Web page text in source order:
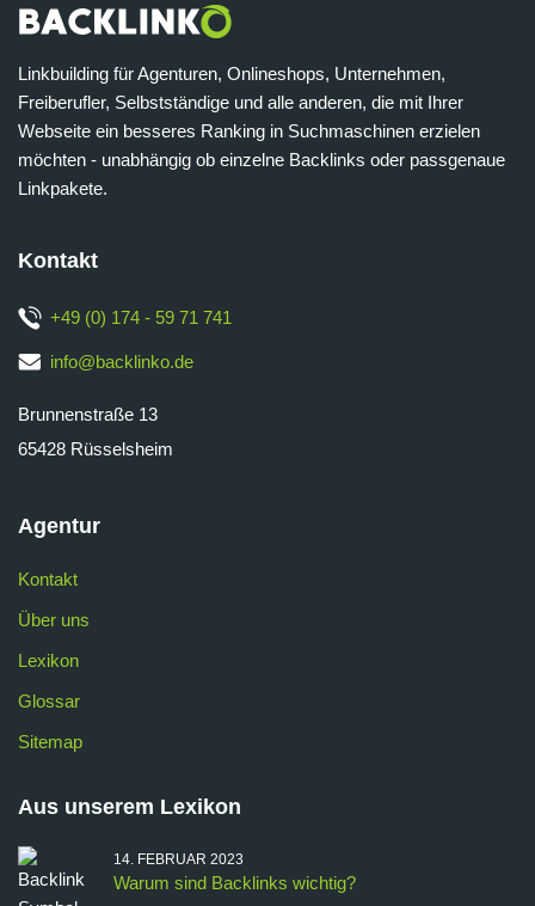
Linkbuilding für Agenturen, Onlineshops, Unternehmen,
Freiberufler, Selbstständige und alle anderen, die mit Ihrer
Webseite ein besseres Ranking in Suchmaschinen erzielen
möchten - unabhängig ob einzelne Backlinks oder passgenaue
Linkpakete.
Kontakt
+49 (0) 174 - 59 71 741
info@backlinko.de
Brunnenstraße 13
65428 Rüsselsheim
Agentur
Kontakt
Über uns
Lexikon
Glossar
Sitemap
Aus unserem Lexikon
14. FEBRUAR 2023
Warum sind Backlinks wichtig?